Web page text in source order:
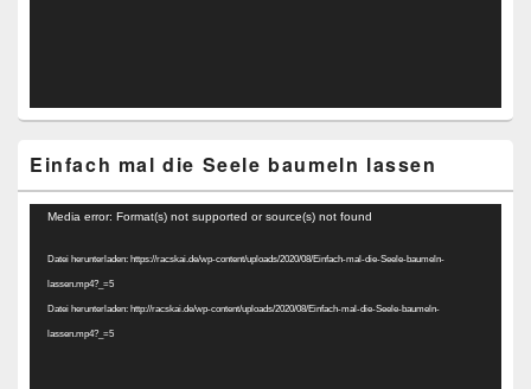
Einfach mal die Seele baumeln lassen
Video-
Media error: Format(s) not supported or source(s) not found
Datei herunterladen: https://racskai.de/wp-content/uploads/2020/08/Einfach-mal-die-Seele-baumeln-
lassen.mp4?_=5
Datei herunterladen: http://racskai.de/wp-content/uploads/2020/08/Einfach-mal-die-Seele-baumeln-
lassen.mp4?_=5